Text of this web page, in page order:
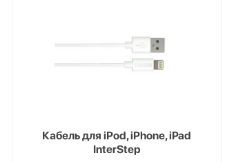
Кабель для iPod, iPhone, iPad
InterStep